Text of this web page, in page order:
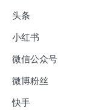
头条
小红书
微信公众号
微博粉丝
快手